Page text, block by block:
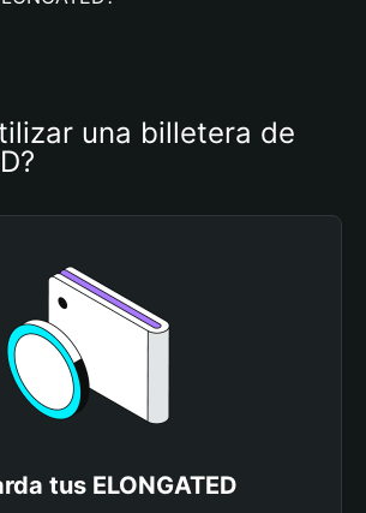
una billetera de
tus ELONGATED